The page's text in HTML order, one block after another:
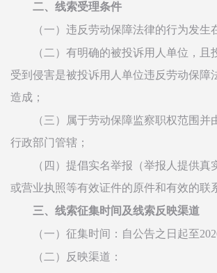
二、线索受理条件
（一）违反劳动保障法律的行为发生
（二）有明确的被投诉用人单位，且
受到侵害是被投诉用人单位违反劳动保障
造成；
（三）属于劳动保障监察职权范围并
行政部门管辖；
（四）提倡实名举报（举报人提供真
或营业执照等有效证件的原件和有效的联
三、线索征集时间及线索反映渠道
（一）征集时间：自公告之日起至
（二）反映渠道：